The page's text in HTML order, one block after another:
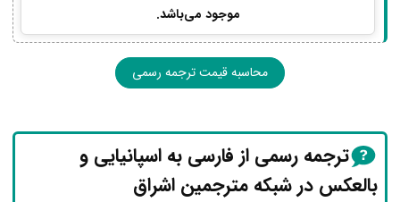
موجود می‌باشد.
محاسبه قیمت ترجمه رسمی
ترجمه رسمی از فارسی به اسپانیایی و
بالعکس در شبکه مترجمین اشراق